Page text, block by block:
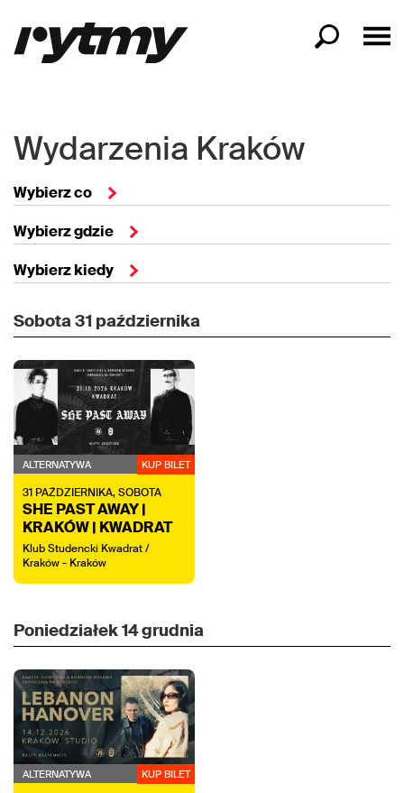
Wydarzenia Kraków
Wybierz co
Wybierz gdzie
Wybierz kiedy
Sobota 31 października
ALTERNATYWA KUP BILET
31 PAŹDZIERNIKA,SOBOTA
SHE PAST AWAY |
KRAKÓW | KWADRAT
Klub Studencki Kwadrat /
Kraków - Kraków
Poniedziałek14 grudnia
ALTERNATYWA KUP BILET